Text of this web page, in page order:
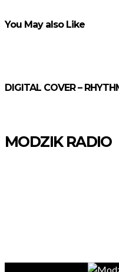
You May also Like
DIGITAL COVER –
MODZIK RADIO